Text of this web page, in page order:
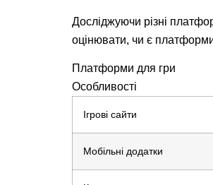
Досліджуючи різні
оцінювати, чи є
Платформи для гри
Особливості
Ігрові сайти
Мобільні додатки